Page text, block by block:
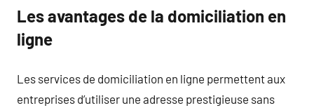
Les avantages de la domiciliation en
ligne
Les services de domiciliation en ligne permettent aux
entreprises d’utiliser une adresse prestigieuse sans